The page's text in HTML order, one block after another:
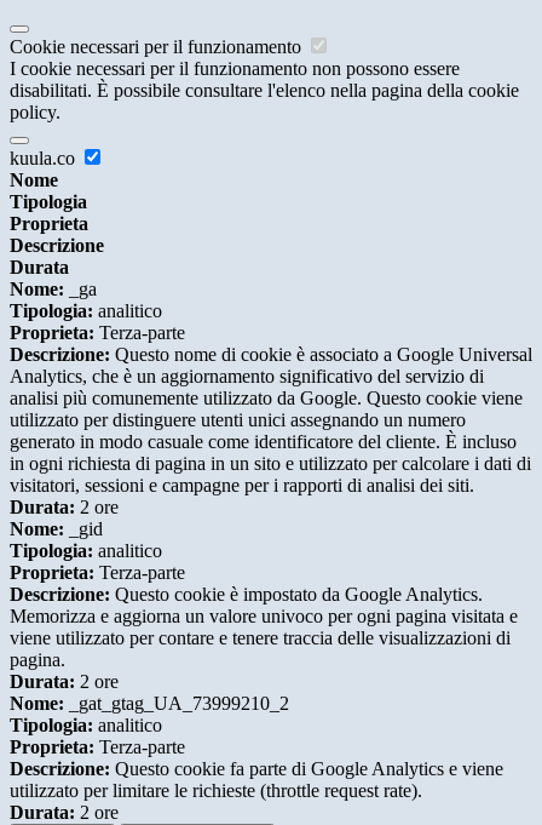
Cookie necessari per il funzionamento
I cookie necessari per il funzionamento non possono essere
disabilitati. È possibile consultare l'elenco nella pagina della cookie
policy.
kuula.co
Nome
Tipologia
Proprieta
Descrizione
Durata
Nome: _ga
Tipologia: analitico
Proprieta: Terza-parte
Descrizione: Questo nome di cookie è associato a Google Universal
Analytics, che è un aggiornamento significativo del servizio di
analisi più comunemente utilizzato da Google. Questo cookie viene
utilizzato per distinguere utenti unici assegnando un numero
generato in modo casuale come identificatore del cliente. È incluso
in ogni richiesta di pagina in un sito e utilizzato per calcolare i dati di
visitatori, sessioni e campagne per i rapporti di analisi dei siti.
Durata: 2 ore
Nome: _gid
Tipologia: analitico
Proprieta: Terza-parte
Descrizione: Questo cookie è impostato da Google Analytics.
Memorizza e aggiorna un valore univoco per ogni pagina visitata e
viene utilizzato per contare e tenere traccia delle visualizzazioni di
pagina.
Durata: 2 ore
Nome: _gat_gtag_UA_73999210_2
Tipologia: analitico
Proprieta: Terza-parte
Descrizione: Questo cookie fa parte di Google Analytics e viene
utilizzato per limitare le richieste (throttle request rate).
Durata: 2 ore